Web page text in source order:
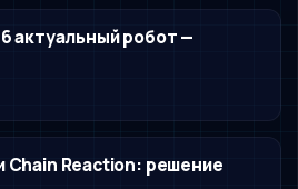
актуальный робот —
Chain Reaction: решение